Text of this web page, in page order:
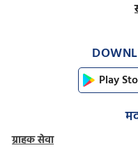
Play
ग्राहक सेवा